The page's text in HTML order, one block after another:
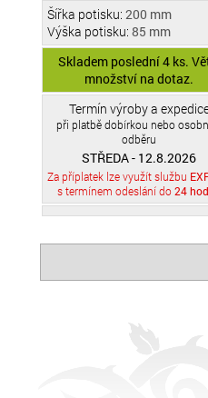
Šířka potisku: 200 mm
Výška potisku: 85 mm
Skladem poslední 4 ks.
množství na dotaz.
Termín výroby a
při platbě dobírkou nebo
odběru
STŘEDA - 12.8.2026
Za příplatek lze využít službu
s termínem odeslání do24